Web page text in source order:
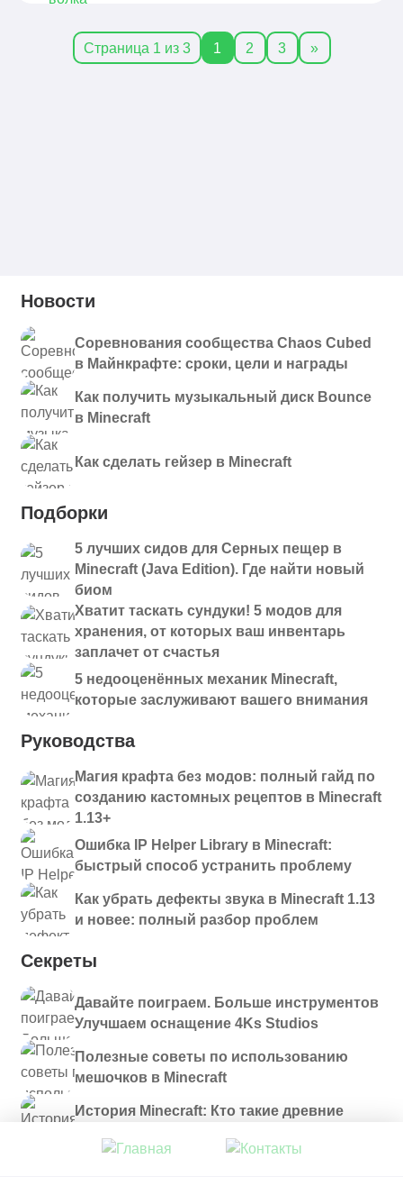
Страница 1 из 3 1 2 3 »
Новости
Соревнования сообщества Chaos Cubed
в Майнкрафте: сроки, цели и награды
Как получить музыкальный диск Bounce
в Minecraft
Как сделать гейзер в Minecraft
Подборки
5 лучших сидов для Серных пещер в
Minecraft (Java Edition). Где найти новый
биом
Хватит таскать сундуки! 5 модов для
хранения, от которых ваш инвентарь
заплачет от счастья
5 недооценённых механик Minecraft,
которые заслуживают вашего внимания
Руководства
Магия крафта без модов: полный гайд по
созданию кастомных рецептов в Minecraft
1.13+
Ошибка IP Helper Library в Minecraft:
быстрый способ устранить проблему
Как убрать дефекты звука в Minecraft 1.13
и новее: полный разбор проблем
Секреты
Давайте поиграем. Больше инструментов
Улучшаем оснащение 4Ks Studios
Полезные советы по использованию
мешочков в Minecraft
История Minecraft: Кто такие древние